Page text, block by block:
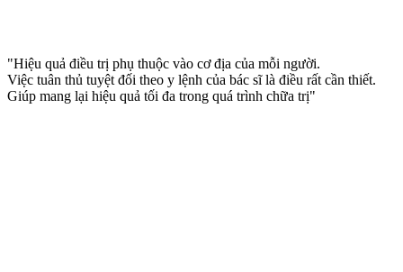
"Hiệu quả điều trị phụ thuộc vào cơ địa của mỗi người.
Việc tuân thủ tuyệt đối theo y lệnh của bác sĩ là điều rất cần thiết.
Giúp mang lại hiệu quả tối đa trong quá trình chữa trị"